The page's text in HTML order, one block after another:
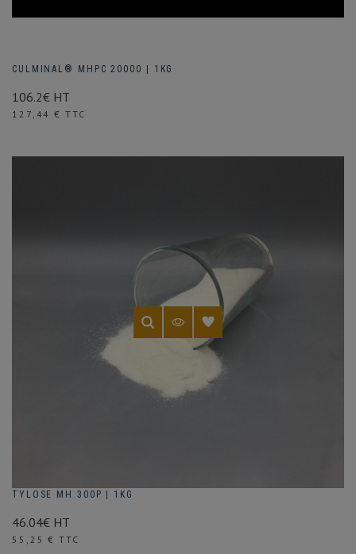
CULMINAL® MHPC 20000 | 1KG
106.2€ HT
Prix
127,44 € TTC
TYLOSE MH 300P | 1KG
46.04€ HT
Prix
55,25 € TTC